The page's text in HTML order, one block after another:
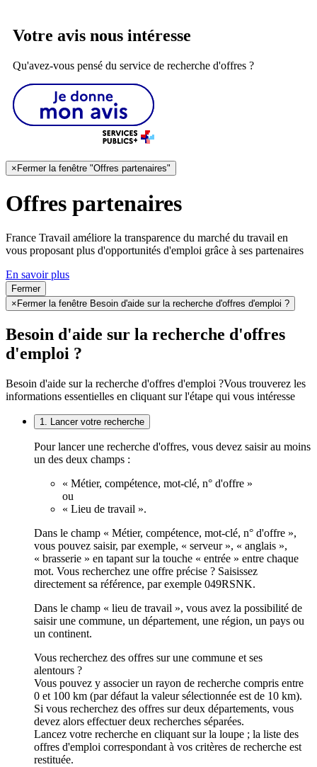
Votre avis nous intéresse
Qu'avez-vous pensé du service de recherche d'offres ?
×Fermer la fenêtre "Offres partenaires"
Offres partenaires
France Travail améliore la transparence du marché du travail en
vous proposant plus d'opportunités d'emploi grâce à ses partenaires
En savoir plus
Fermer
× Fermer la fenêtre Besoin d'aide sur la recherche d'offres d'emploi ?
Besoin d'aide sur la recherche d'offres
d'emploi ?
Besoin d'aide sur la recherche d'offres d'emploi ?Vous trouverez les
informations essentielles en cliquant sur l'étape qui vous intéresse
1. Lancer votre recherche
Pour lancer une recherche d'offres, vous devez saisir au moins
un des deux champs :
« Métier, compétence, mot-clé, n° d'offre »
ou
« Lieu de travail ».
Dans le champ « Métier, compétence, mot-clé, n° d'offre »,
vous pouvez saisir, par exemple, « serveur », « anglais »,
« brasserie » en tapant sur la touche « entrée » entre chaque
mot. Vous recherchez une offre précise ? Saisissez
directement sa référence, par exemple 049RSNK.
Dans le champ « lieu de travail », vous avez la possibilité de
saisir une commune, un département, une région, un pays ou
un continent.
Vous recherchez des offres sur une commune et ses
alentours ?
Vous pouvez y associer un rayon de recherche compris entre
0 et 100 km (par défaut la valeur sélectionnée est de 10 km).
Si vous recherchez des offres sur deux départements, vous
devez alors effectuer deux recherches séparées.
Lancez votre recherche en cliquant sur la loupe ; la liste des
offres d'emploi correspondant à vos critères de recherche est
restituée.